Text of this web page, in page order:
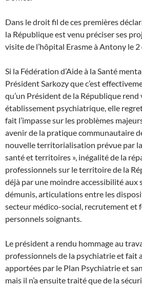
Dans le droit fil de ces premières
la République est venu préciser ses
visite de l’hôpital Erasme à Antony le
Si la Fédération d’Aide à la Santé
Président Sarkozy que c’est
qu’un Président de la République rend
établissement psychiatrique, elle
fait l’impasse sur les problèmes
avenir de la pratique communautaire
nouvelle territorialisation prévue par
santé et territoires », inégalité de la
professionnels sur le territoire de la
déjà par une moindre accessibilité aux
démunis, articulations entre les
secteur médico-social, recrutement et
personnels soignants.
Le président a rendu hommage au
professionnels de la psychiatrie et fait
apportées par le Plan Psychiatrie et
mais il n’a ensuite traité que de la